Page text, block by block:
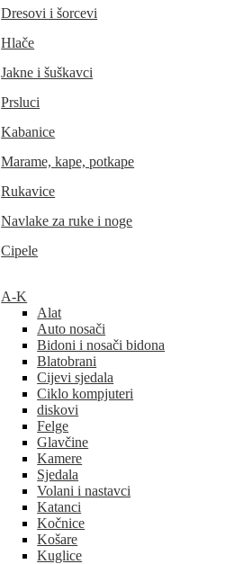
Dresovi i šorcevi
Hlače
Jakne i šuškavci
Prsluci
Kabanice
Marame, kape, potkape
Rukavice
Navlake za ruke i noge
Cipele
A-K
Alat
Auto nosači
Bidoni i nosači bidona
Blatobrani
Cijevi sjedala
Ciklo kompjuteri
diskovi
Felge
Glavčine
Kamere
Sjedala
Volani i nastavci
Katanci
Kočnice
Košare
Kuglice